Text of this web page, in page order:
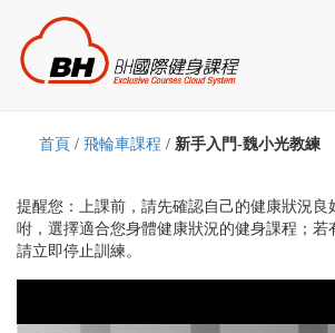
首頁 / 飛輪車課程 / 新手入門-魏小光教練
提醒您：上課前，請先確認自己的健康狀況良
咐，選擇適合您身體健康狀況的健身課程；若
請立即停止訓練。